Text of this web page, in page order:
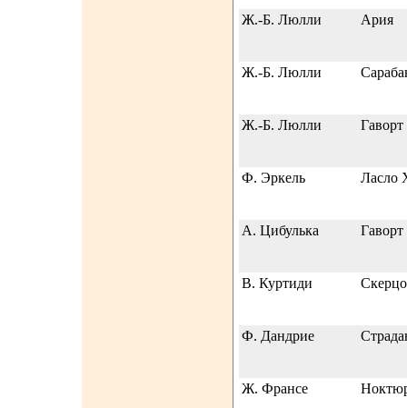
Ж.-Б. Люлли Ария
Ж.-Б. Люлли
Ж.-Б. Люлли Гаворт
Ф. Эркель Ласло
А. Цибулька
В. Куртиди Скерцо
Ф. Дандрие
Ж. Франсе